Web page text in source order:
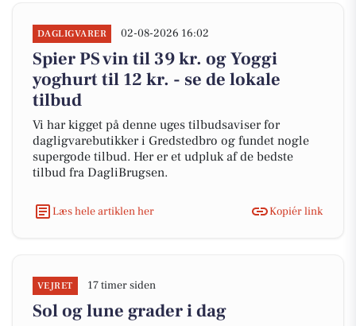
DAGLIGVARER 02-08-2026 16:02
Spier PS vin til 39 kr. og Yoggi
yoghurt til 12 kr. - se de lokale
tilbud
Vi har kigget på denne uges tilbudsaviser for
dagligvarebutikker i Gredstedbro og fundet nogle
supergode tilbud. Her er et udpluk af de bedste
tilbud fra DagliBrugsen.
Læs hele artiklen her Kopiér link
VEJRET 17 timer siden
Sol og lune grader i dag